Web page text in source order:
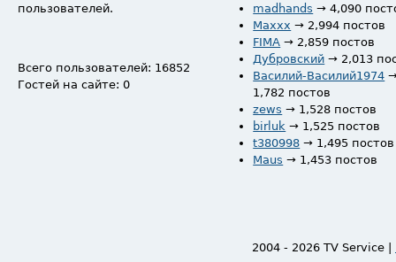
пользователей.
Всего пользователей: 16852
Гостей на сайте: 0
madhands → 4,090
Maxxx → 2,994 постов
FIMA → 2,859 постов
Дубровский → 2,013
Василий-Василий1974
1,782 постов
zews → 1,528 постов
birluk → 1,525 постов
t380998 → 1,495 постов
Maus → 1,453 постов
2004 - 2026 TV Service |